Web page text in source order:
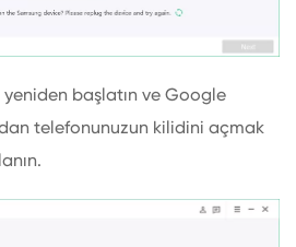
başlatın ve Google
telefonunuzun kilidini açmak